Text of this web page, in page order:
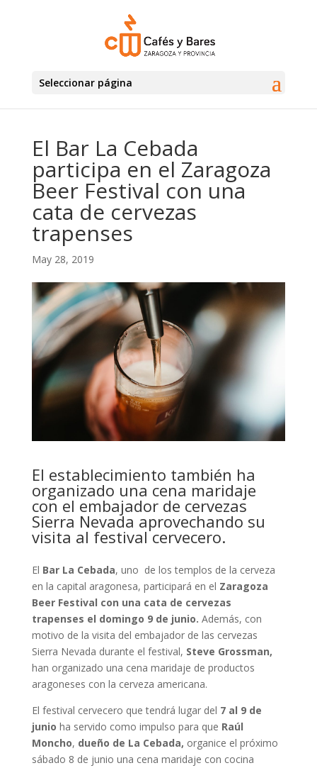
Seleccionar página
El Bar La Cebada
participa en el Zaragoza
Beer Festival con una
cata de cervezas
trapenses
May 28, 2019
El establecimiento también ha
organizado una cena maridaje
con el embajador de cervezas
Sierra Nevada aprovechando su
visita al festival cervecero.
El Bar La Cebada, uno de los templos de la cerveza
en la capital aragonesa, participará en el Zaragoza
Beer Festival con una cata de cervezas
trapenses el domingo 9 de junio. Además, con
motivo de la visita del embajador de las cervezas
Sierra Nevada durante el festival, Steve Grossman,
han organizado una cena maridaje de productos
aragoneses con la cerveza americana.
El festival cervecero que tendrá lugar del 7 al 9 de
junio ha servido como impulso para que Raúl
Moncho, dueño de La Cebada, organice el próximo
sábado 8 de junio una cena maridaje con cocina